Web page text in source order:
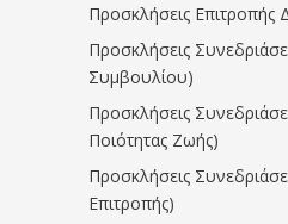
Προσκλήσεις Επιτροπής
Προσκλήσεις
Συμβουλίου)
Προσκλήσεις
Ποιότητας Ζωής)
Προσκλήσεις
Επιτροπής)